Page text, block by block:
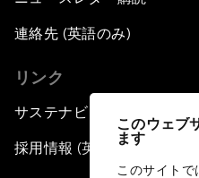
このウェブ
ます
このサイト
連絡先 (英語のみ)
リンク
サステナビリティへの取り
採用情報 (英語のみ)